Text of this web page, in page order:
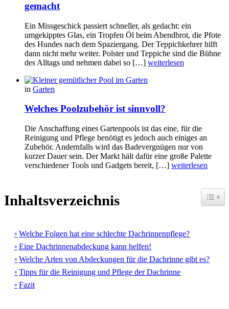
gemacht
Ein Missgeschick passiert schneller, als gedacht: ein
umgekipptes Glas, ein Tropfen Öl beim Abendbrot, die Pfote
des Hundes nach dem Spaziergang. Der Teppichkehrer hilft
dann nicht mehr weiter. Polster und Teppiche sind die Bühne
des Alltags und nehmen dabei so […] weiterlesen
in Garten
Welches Poolzubehör ist sinnvoll?
Die Anschaffung eines Gartenpools ist das eine, für die
Reinigung und Pflege benötigt es jedoch auch einiges an
Zubehör. Andernfalls wird das Badevergnügen nur von
kurzer Dauer sein. Der Markt hält dafür eine große Palette
verschiedener Tools und Gadgets bereit, […] weiterlesen
Inhaltsverzeichnis
Welche Folgen hat eine schlechte Dachrinnenpflege?
Eine Dachrinnenabdeckung kann helfen!
Welche Arten von Abdeckungen für die Dachrinne gibt es?
Tipps für die Reinigung und Pflege der Dachrinne
Fazit